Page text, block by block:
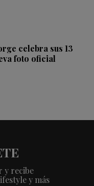
celebra sus 13
foto oficial
y recibe
y más